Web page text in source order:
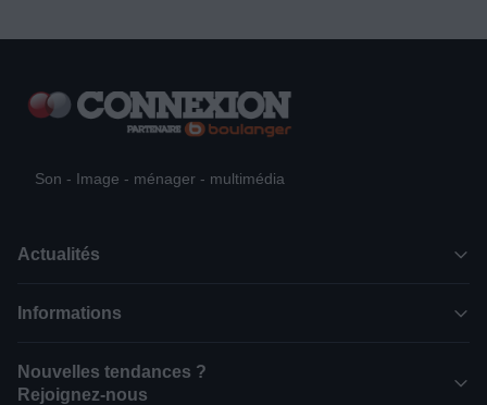
Son - Image - ménager - multimédia
Actualités
Informations
Nouvelles tendances ?
Rejoignez-nous